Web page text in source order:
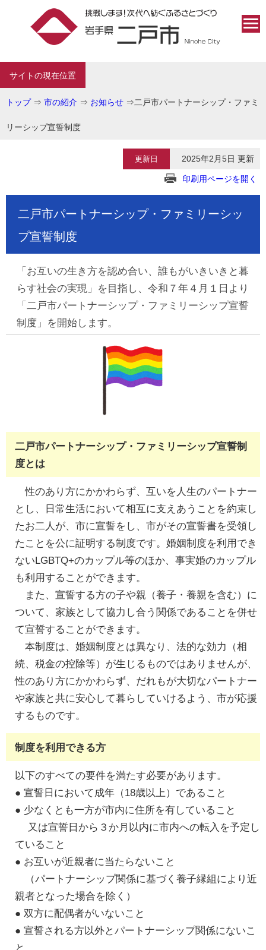
サイトの現在位置
トップ⇒ 市の紹介 ⇒ お知らせ ⇒二戸市パートナーシップ・ファミ
リーシップ宣誓制度
更新日 2025年2月5日 更新
印刷用ページを開く
二戸市パートナーシップ・ファミリーシッ
プ宣誓制度
「お互いの生き方を認め合い、誰もがいきいきと暮
らす社会の実現」を目指し、令和７年４月１日より
「二戸市パートナーシップ・ファミリーシップ宣誓
制度」を開始します。
二戸市パートナーシップ・ファミリーシップ宣誓制
度とは
性のあり方にかかわらず、互いを人生のパートナー
とし、日常生活において相互に支えあうことを約束し
たお二人が、市に宣誓をし、市がその宣誓書を受領し
たことを公に証明する制度です。婚姻制度を利用でき
ないLGBTQ+のカップル等のほか、事実婚のカップル
も利用することができます。
また、宣誓する方の子や親（養子・養親を含む）に
ついて、家族として協力し合う関係であることを併せ
て宣誓することができます。
本制度は、婚姻制度とは異なり、法的な効力（相
続、税金の控除等）が生じるものではありませんが、
性のあり方にかかわらず、だれもが大切なパートナー
や家族と共に安心して暮らしていけるよう、市が応援
するものです。
制度を利用できる方
以下のすべての要件を満たす必要があります。
● 宣誓日において成年（18歳以上）であること
● 少なくとも一方が市内に住所を有していること
又は宣誓日から３か月以内に市内への転入を予定し
ていること
● お互いが近親者に当たらないこと
（パートナーシップ関係に基づく養子縁組により近
親者となった場合を除く）
● 双方に配偶者がいないこと
● 宣誓される方以外とパートナーシップ関係にないこ
と